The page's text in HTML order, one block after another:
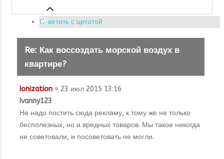
Ответить с цитатой
Re: Как воссоздать морской воздух в
квартире?
Ionization » 23 июл 2015 13:16
Ivanny123
Не надо постить сюда рекламу, к тому же не только
бесполезных, но и вредных товаров. Мы такое никогда
не советовали, и посоветовать не могли.